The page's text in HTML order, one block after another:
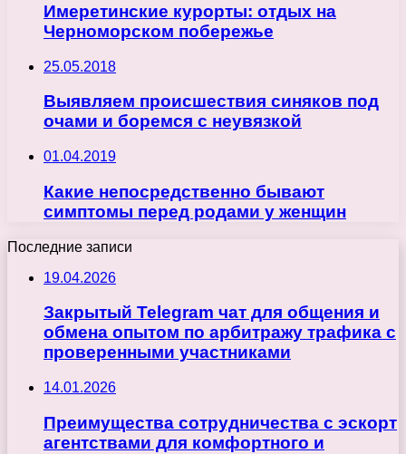
Имеретинские курорты: отдых на
Черноморском побережье
25.05.2018
Выявляем происшествия синяков под
очами и боремся с неувязкой
01.04.2019
Какие непосредственно бывают
симптомы перед родами у женщин
Последние записи
19.04.2026
Закрытый Telegram чат для общения и
обмена опытом по арбитражу трафика с
проверенными участниками
14.01.2026
Преимущества сотрудничества с эскорт
агентствами для комфортного и